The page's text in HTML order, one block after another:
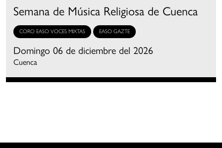
Semana de Música Religiosa de Cuenca
CORO EASO VOCES MIXTAS EASO GAZTE
Domingo 06 de diciembre del 2026
Cuenca